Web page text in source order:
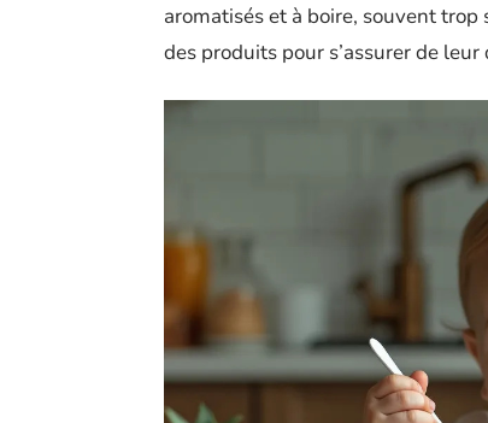
aromatisés et à boire, souvent
des produits pour s’assurer de